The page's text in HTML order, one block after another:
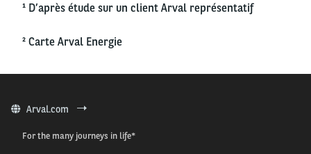
¹ D’après étude sur un client Arval représentatif
² Carte Arval Energie
Arval.com
For the many journeys in life*